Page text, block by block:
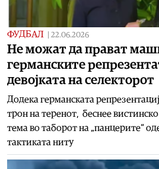
ФУДБАЛ 22.06.2026
Не можат да прават
германските
девојката на селекторот
Додека германската
трон на теренот, беснее
тема во таборот на „панцерите“
тактиката ниту